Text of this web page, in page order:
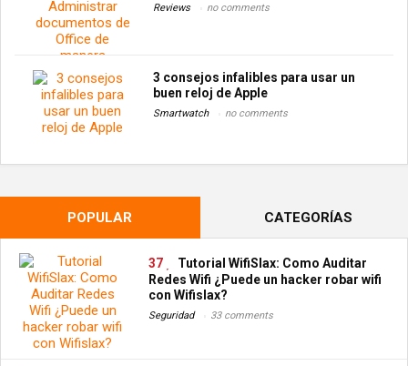
Reviews no comments
3 consejos infalibles para usar un
buen reloj de Apple
Smartwatch no comments
POPULAR CATEGORÍAS
37
Tutorial WifiSlax: Como Auditar
Redes Wifi ¿Puede un hacker robar wifi
con Wifislax?
Seguridad 33 comments